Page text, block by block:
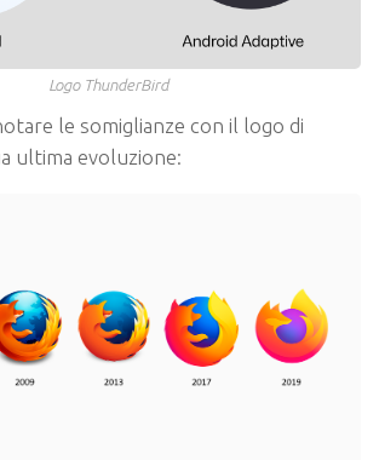
Logo ThunderBird
le somiglianze con il logo di
ultima evoluzione: